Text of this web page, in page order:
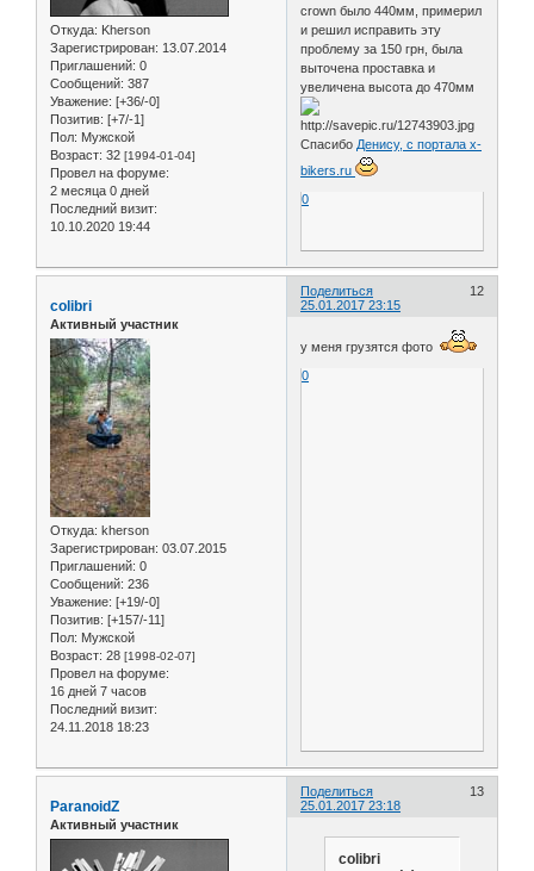
Откуда: Kherson
Зарегистрирован: 13.07.2014
Приглашений: 0
Сообщений: 387
Уважение: [+36/-0]
Позитив: [+7/-1]
Пол: Мужской
Возраст: 32 [1994-01-04]
Провел на форуме:
2 месяца 0 дней
Последний визит:
10.10.2020 19:44
crown было 440мм, примерил
и решил исправить эту
проблему за 150 грн, была
выточена проставка и
увеличена высота до 470мм
Спасибо Денису, с портала x-
bikers.ru
0
Поделиться
12
25.01.2017 23:15
colibri
Активный участник
Откуда: kherson
Зарегистрирован: 03.07.2015
Приглашений: 0
Сообщений: 236
Уважение: [+19/-0]
Позитив: [+157/-11]
Пол: Мужской
Возраст: 28 [1998-02-07]
Провел на форуме:
16 дней 7 часов
Последний визит:
24.11.2018 18:23
у меня грузятся фото
0
Поделиться
13
25.01.2017 23:18
ParanoidZ
Активный участник
colibri